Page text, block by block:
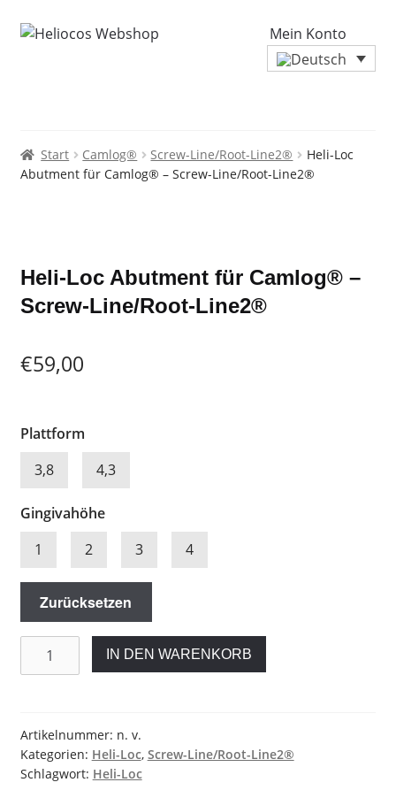
Mein Konto
Start Camlog® Screw-Line/Root-Line2®
Heli-Loc
Abutment für Camlog® – Screw-Line/Root-Line2®
Heli-Loc Abutment für Camlog® –
Screw-Line/Root-Line2®
€59,00
Plattform
3,8
4,3
Gingivahöhe
1
2 3 4
Zurücksetzen
Heli-
Camlog®
-
Screw-
IN DEN WARENKORB
Artikelnummer: n. v.
Kategorien: Heli-Loc, Screw-Line/Root-Line2®
Schlagwort: Heli-Loc